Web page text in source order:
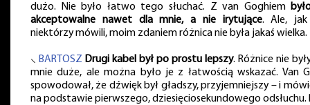
dużo. Nie było łatwo tego słuchać. Z van Goghiem
akceptowalne nawet dla mnie, a nie irytujące. Ale,
niektórzy mówili, moim zdaniem różnica nie była jakaś wielka.
⸜ BARTOSZ Drugi kabel był po prostu lepszy. Różnice nie
mnie duże, ale można było je z łatwością wskazać. Van
spowodował, że dźwięk był gładszy, przyjemniejszy – i
na podstawie pierwszego, dziesięciosekundowego odsłuchu.